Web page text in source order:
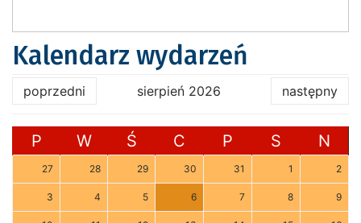
Kalendarz wydarzeń
poprzedni sierpień 2026 następny
P W Ś C P S N
27 28 29 30 31 1 2
3 4 5 6 7 8 9